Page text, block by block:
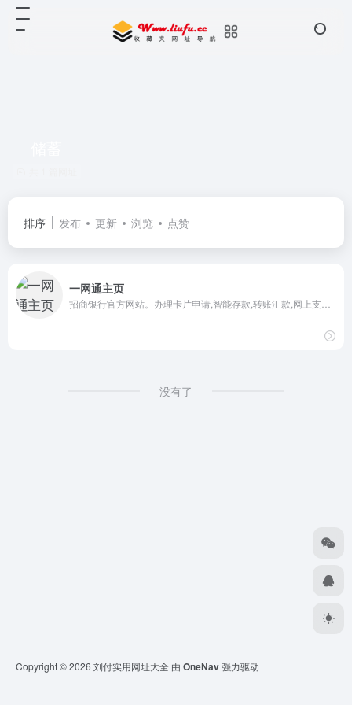
排序 发布 更新 浏览 点赞
一网通主页
没有了
Copyright © 2026 刘付实用网址大全 由 OneNav强力驱动